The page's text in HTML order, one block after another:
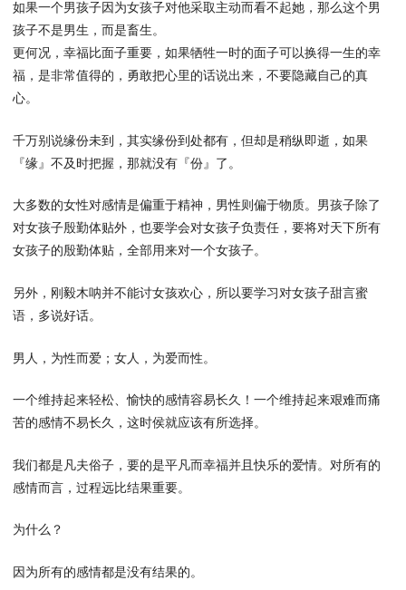
如果一个男孩子因为女孩子对他采取主动而看不起她，那么这个男
孩子不是男生，而是畜生。
更何况，幸福比面子重要，如果牺牲一时的面子可以换得一生的幸
福，是非常值得的，勇敢把心里的话说出来，不要隐藏自己的真
心。
千万别说缘份未到，其实缘份到处都有，但却是稍纵即逝，如果
『缘』不及时把握，那就没有『份』了。
大多数的女性对感情是偏重于精神，男性则偏于物质。男孩子除了
对女孩子殷勤体贴外，也要学会对女孩子负责任，要将对天下所有
女孩子的殷勤体贴，全部用来对一个女孩子。
另外，刚毅木呐并不能讨女孩欢心，所以要学习对女孩子甜言蜜
语，多说好话。
男人，为性而爱；女人，为爱而性。
一个维持起来轻松、愉快的感情容易长久！一个维持起来艰难而痛
苦的感情不易长久，这时侯就应该有所选择。
我们都是凡夫俗子，要的是平凡而幸福并且快乐的爱情。对所有的
感情而言，过程远比结果重要。
为什么？
因为所有的感情都是没有结果的。